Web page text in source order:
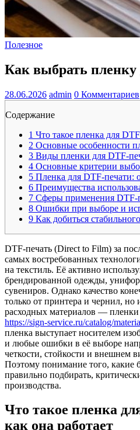
Полезное
Как выбрать пленку
28.06.2026 admin 0 Комментариев
Содержание
1 Что такое пленка для
2 Основные особенности
3 Виды пленки для DTF-
4 Основные критерии
5 Пленка для DTF-печати:
6 Преимущества
7 Сферы применения DTF-
8 Ошибки при выборе и
9 Как добиться
DTF-печать (Direct to Film) за
самых востребованных
на текстиль. Её активно
брендированной одежды,
сувениров. Однако качество
только от принтера и чернил,
расходных материалов —
https://sign-service.ru/catalog/
пленка выступает носителем
и любые ошибки в её выборе
четкости, стойкости и внешнем
Поэтому понимание того, какие
правильно подбирать,
производства.
Что такое пленка
как она работает